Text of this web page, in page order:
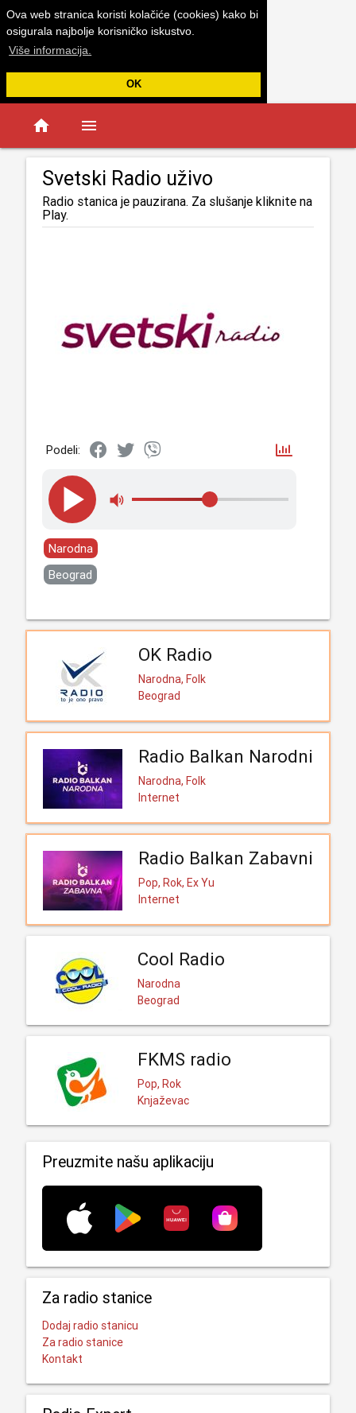
Ova web stranica koristi kolačiće (cookies) kako bi
osigurala najbolje korisničko iskustvo.
Više informacija.
OK
home menu
Svetski Radio uživo
Radio stanica je pauzirana. Za slušanje kliknite na
Play.
Podeli:
Narodna
Beograd
OK Radio
Narodna, Folk
Beograd
Radio Balkan Narodni
Narodna, Folk
Internet
Radio Balkan Zabavni
Pop, Rok, Ex Yu
Internet
Cool Radio
Narodna
Beograd
FKMS radio
Pop, Rok
Knjaževac
Preuzmite našu aplikaciju
Za radio stanice
Dodaj radio stanicu
Za radio stanice
Kontakt